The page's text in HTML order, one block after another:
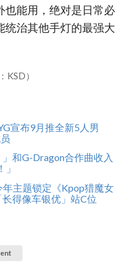
也能用，绝对是日常必
统治其他手灯的最强大
KSD）
宣布9月推全新5人男
和G-Dragon合作曲收入
主题锁定《Kpop猎魔女
得像车银优」站C位